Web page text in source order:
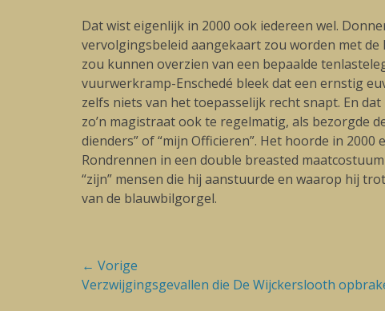
Dat wist eigenlijk in 2000 ook iedereen wel.
vervolgingsbeleid aangekaart zou worden met
zou kunnen overzien van een bepaalde
vuurwerkramp-Enschedé bleek dat een ernstig
zelfs niets van het toepasselijk recht snapt. En
zo’n magistraat ook te regelmatig, als bezorgde
dienders” of “mijn Officieren”. Het hoorde in
Rondrennen in een double breasted
“zijn” mensen die hij aanstuurde en waarop hij
van de blauwbilgorgel.
Bericht
navigatie
← Vorige
Vorige
Verzwijgingsgevallen die De Wijckerslooth